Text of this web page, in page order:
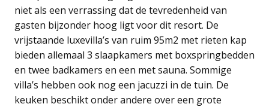
niet als een verrassing dat de tevredenheid van
gasten bijzonder hoog ligt voor dit resort. De
vrijstaande luxevilla’s van ruim 95m2 met rieten kap
bieden allemaal 3 slaapkamers met boxspringbedden
en twee badkamers en een met sauna. Sommige
villa’s hebben ook nog een jacuzzi in de tuin. De
keuken beschikt onder andere over een grote